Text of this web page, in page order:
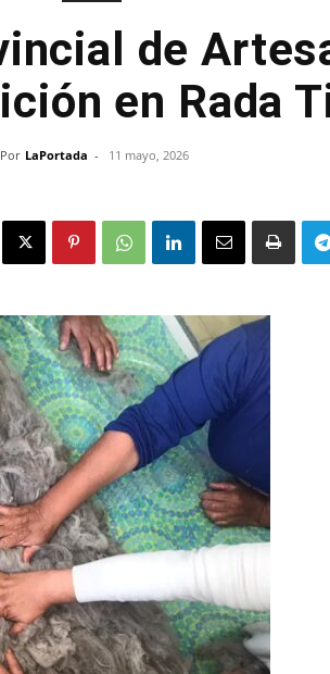
de
en Rada
Por LaPortada - 11 mayo, 2026